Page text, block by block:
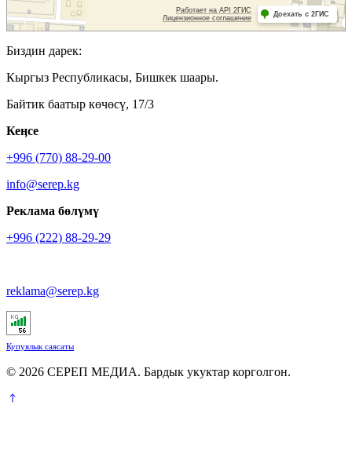
Биздин дарек:
Кыргыз Республикасы, Бишкек шаары.
Байтик баатыр көчөсү, 17/3
Кеӊсе
+996 (770) 88-29-00
info@serep.kg
Реклама бөлүмү
+996 (222) 88-29-29
reklama@serep.kg
Купуялык саясаты
© 2026 СЕРЕП МЕДИА. Бардык укуктар корголгон.